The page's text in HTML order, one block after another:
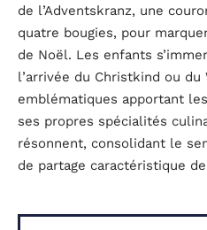
de l’Adventskranz, une
quatre bougies, pour
de Noël. Les enfants
l’arrivée du Christkind ou du
emblématiques apportant
ses propres spécialités
résonnent, consolidant le
de partage caractéristique